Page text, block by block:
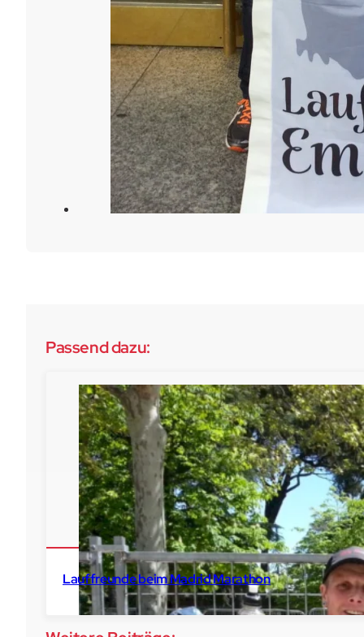
Passend dazu:
Lauffreunde beim Madrid Marathon